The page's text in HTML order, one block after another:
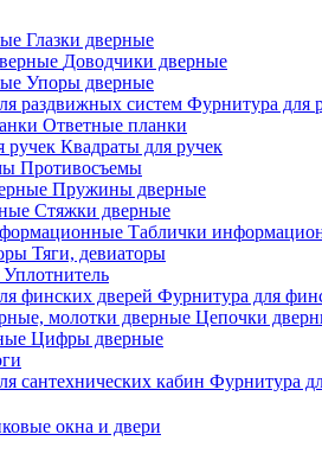
Глазки дверные
Доводчики дверные
Упоры дверные
Фурнитура для
Ответные планки
Квадраты для ручек
Противосъемы
Пружины дверные
Стяжки дверные
Таблички
Тяги, девиаторы
Уплотнитель
Фурнитура для
Цепочки
Цифры дверные
Фурнитура
окна и двери